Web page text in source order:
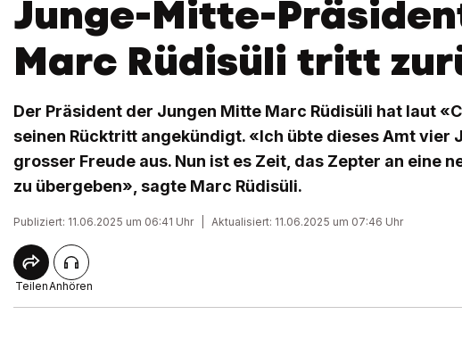
Junge-Mitte-
Marc Rüdisüli tritt
Der Präsident der Jungen Mitte Marc Rüdisüli hat laut
seinen Rücktritt angekündigt. «Ich übte dieses Amt vier
grosser Freude aus. Nun ist es Zeit, das Zepter an eine
zu übergeben», sagte Marc Rüdisüli.
Publiziert: 11.06.2025 um 06:41 Uhr Aktualisiert: 11.06.2025 um 07:46 Uhr
TeilenAnhören